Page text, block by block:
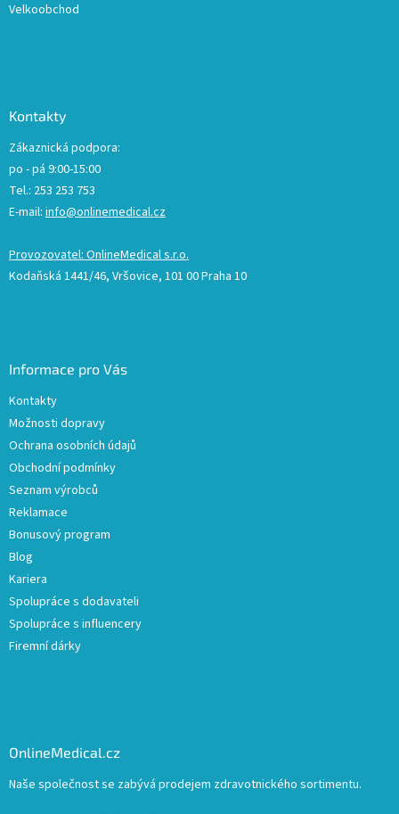
Velkoobchod
Kontakty
Zákaznická podpora:
po - pá 9:00-15:00
Tel.: 253 253 753
E-mail: info@onlinemedical.cz
Provozovatel: OnlineMedical s.r.o.
Kodaňská 1441/46, Vršovice, 101 00 Praha 10
Informace pro Vás
Kontakty
Možnosti dopravy
Ochrana osobních údajů
Obchodní podmínky
Seznam výrobců
Reklamace
Bonusový program
Blog
Kariera
Spolupráce s dodavateli
Spolupráce s influencery
Firemní dárky
OnlineMedical.cz
Naše společnost se zabývá prodejem zdravotnického sortimentu.